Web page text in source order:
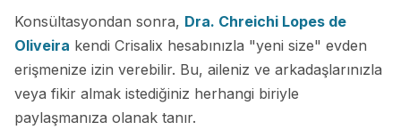
Konsültasyondan sonra, Dra. Chreichi Lopes de
Oliveira kendi Crisalix hesabınızla "yeni size" evden
erişmenize izin verebilir. Bu, aileniz ve arkadaşlarınızla
veya fikir almak istediğiniz herhangi biriyle
paylaşmanıza olanak tanır.